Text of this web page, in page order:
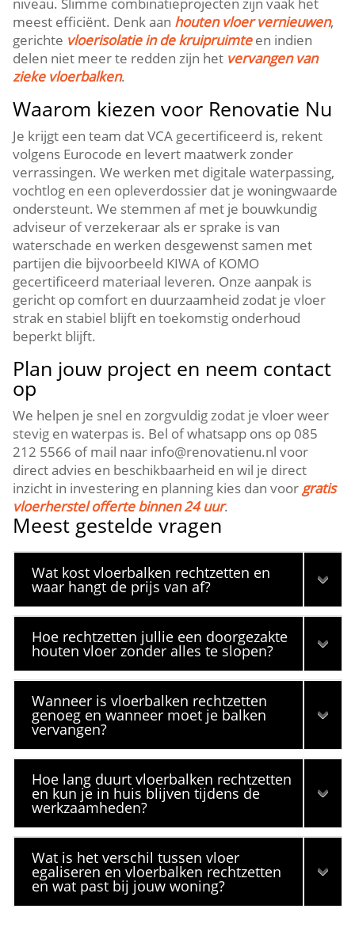
meest efficiënt.​ Denk aan houten vloer vernieuwen,
gerichte vloerisolatie in de kruipruimteen indien
delen niet meer te redden zijn het vervangen van
zieke vloerbalken.​
Waarom kiezen voor Renovatie Nu
Je krijgt een team dat VCA gecertificeerd is, rekent
volgens Eurocode en levert maatwerk zonder
verrassingen.​ We werken met digitale waterpassing,
vochtlog en een opleverdossier dat je woningwaarde
ondersteunt.​ We stemmen af met je bouwkundig
adviseur of verzekeraar als er sprake is van
waterschade en werken desgewenst samen met
partijen die bijvoorbeeld KIWA of KOMO
gecertificeerd materiaal leveren.​ Onze aanpak is
gericht op comfort en duurzaamheid zodat je vloer
strak en stabiel blijft en toekomstig onderhoud
beperkt blijft.​
Plan jouw project en neem contact
op
We helpen je snel en zorgvuldig zodat je vloer weer
stevig en waterpas is.​ Bel of whatsapp ons op 085
212 5566 of mail naar info@renovatienu.​nl voor
direct advies en beschikbaarheid en wil je direct
inzicht in investering en planning kies dan voorgratis
vloerherstel offerte binnen 24 uur.​
Meest gestelde vragen
Wat kost vloerbalken rechtzetten en
waar hangt de prijs van af?
Hoe rechtzetten jullie een doorgezakte
houten vloer zonder alles te slopen?
Wanneer is vloerbalken rechtzetten
genoeg en wanneer moet je balken
vervangen?
Hoe lang duurt vloerbalken rechtzetten
en kun je in huis blijven tijdens de
werkzaamheden?
Wat is het verschil tussen vloer
egaliseren en vloerbalken rechtzetten
en wat past bij jouw woning?